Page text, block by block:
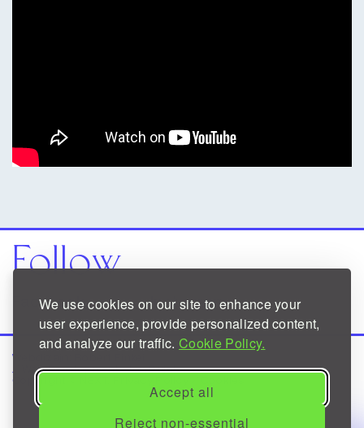
We use cookies on our site to enhance your
user experience, provide personalized content,
and analyze our traffic.Cookie Policy.
Accept all
Reject non-essential
Follow
Facebook Instagram
Webdizajn:
/ Web Development: Jon Dujaka
Copyright © NEXT.